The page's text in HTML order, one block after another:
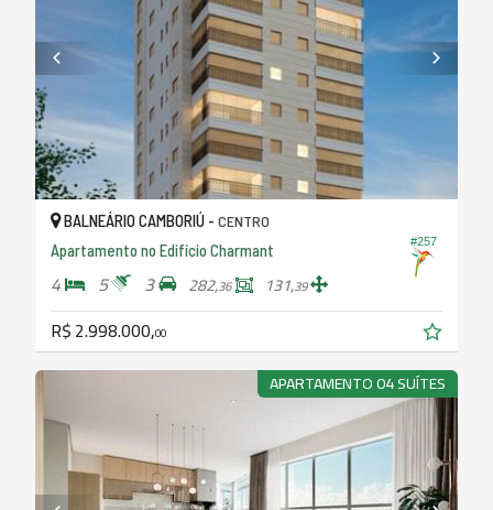
#257
BALNEÁRIO CAMBORIÚ - CENTRO
Apartamento no Edifício Charmant
4 5 3 282,36 131,39
R$ 2.998.000,00
APARTAMENTO 04 SUÍTES